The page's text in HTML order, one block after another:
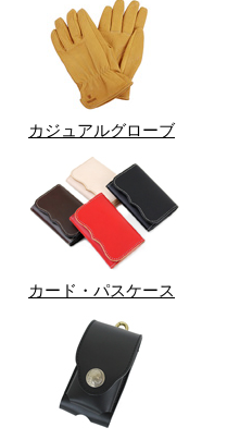
カジュアルグローブ
カード・パスケース